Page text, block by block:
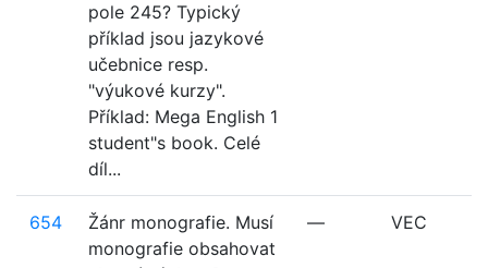
pole 245? Typický
příklad jsou jazykové
učebnice resp.
"výukové kurzy".
Příklad: Mega English 1
student"s book. Celé
díl...
654
Žánr monografie. Musí
monografie obsahovat
— VEC